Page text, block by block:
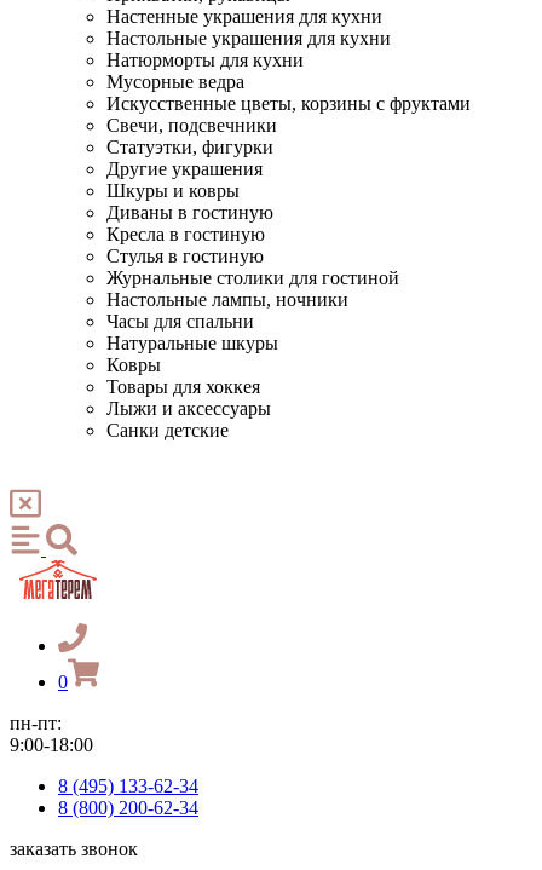
Настенные украшения для кухни
Настольные украшения для кухни
Натюрморты для кухни
Мусорные ведра
Искусственные цветы, корзины с фруктами
Свечи, подсвечники
Статуэтки, фигурки
Другие украшения
Шкуры и ковры
Диваны в гостиную
Кресла в гостиную
Стулья в гостиную
Журнальные столики для гостиной
Настольные лампы, ночники
Часы для спальни
Натуральные шкуры
Ковры
Товары для хоккея
Лыжи и аксессуары
Санки детские
0
пн-пт:
9:00-18:00
8 (495) 133-62-34
8 (800) 200-62-34
заказать звонок